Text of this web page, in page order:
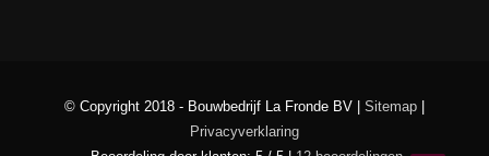
© Copyright 2018 - Bouwbedrijf La Fronde BV | Sitemap
Privacyverklaring